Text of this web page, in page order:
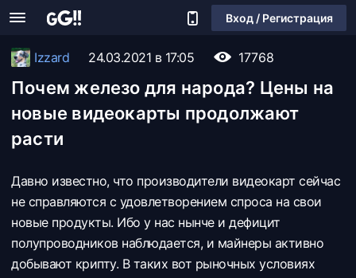
Вход / Регистрация
Izzard 24.03.2021 в 17:05 17768
Почем железо для народа? Цены на
новые видеокарты продолжают
расти
Давно известно, что производители видеокарт сейчас
не справляются с удовлетворением спроса на свои
новые продукты. Ибо у нас нынче и дефицит
полупроводников наблюдается, и майнеры активно
добывают крипту. В таких вот рыночных условиях